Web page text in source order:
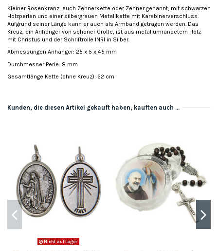
Kleiner Rosenkranz, auch Zehnerkette oder Zehner genannt, mit schwarzen
Holzperlen und einer silbergrauen Metallkette mit Karabinerverschluss.
Aufgrund seiner Länge kann er auch als Armband getragen werden. Das
Kreuz, ein Anhänger von schöner Größe, ist aus metallumrandetem Holz
mit Christus und der Schriftrolle INRI in Silber.
Abmessungen Anhänger: 25 x 5 x 45 mm
Durchmesser Perle: 8 mm
Gesamtlänge Kette (ohne Kreuz): 22 cm
Kunden, die diesen Artikel gekauft haben, kauften auch ...
Nicht auf Lager